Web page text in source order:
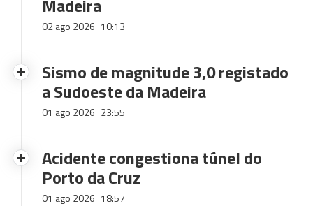
Madeira
02 ago 2026 10:13
Sismo de magnitude 3,0 registado
a Sudoeste da Madeira
01 ago 2026 23:55
Acidente congestiona túnel do
Porto da Cruz
01 ago 2026 18:57